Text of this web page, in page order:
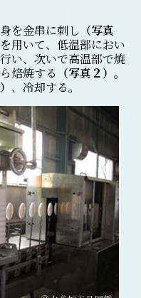
を金串に刺し （写真
用いて、低温部におい
い、次いで高温部で焼
焙焼する （写真２） 。
、冷却する。